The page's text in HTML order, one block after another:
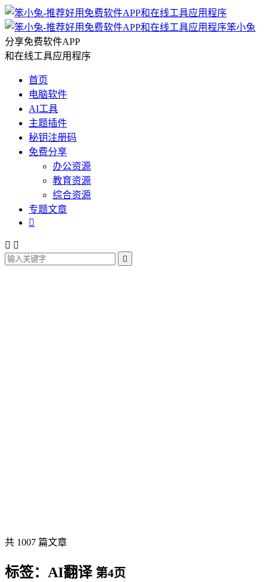
笨小兔
分享免费软件APP
和在线工具应用程序
首页
电脑软件
AI工具
主题插件
秘钥注册码
免费分享
办公资源
教育资源
综合资源
专题文章

 

共 1007 篇文章
标签：AI翻译 第4页